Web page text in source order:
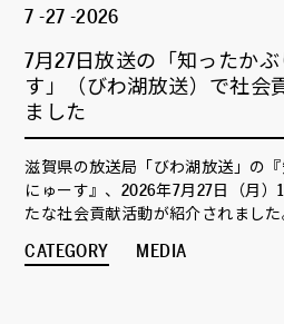
7 -27 -2026
7月27日放送の「知ったか
す」（びわ湖放送）で社会
ました
滋賀県の放送局「びわ湖放送」の
にゅーす』、2026年7月27日（月
たな社会貢献活動が紹介されました
CATEGORY MEDIA